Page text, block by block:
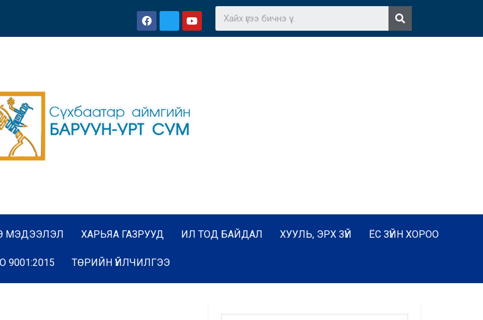
МЭДЭЭЛЭЛ ХАРЬЯА ГАЗРУУД ИЛ ТОД БАЙДАЛ ХУУЛЬ, ЭРХ ЗҮЙ ЁС ЗҮЙН ХОРОО
9001:2015 ТӨРИЙН ҮЙЛЧИЛГЭЭ